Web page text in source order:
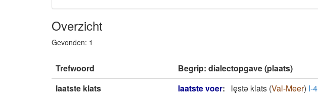
Overzicht
Gevonden: 1
Trefwoord Begrip: dialectopgave (plaats)
laatste klats
laatste voer: lęstǝ klats (Val-Meer) I-4